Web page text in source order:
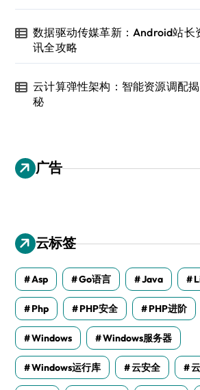
数据驱动传媒革新：Android站长
讯全攻略
云计算弹性架构：智能资源调配揭
秘
广告
云标签
Asp Go语言 Java
Php PHP安全 PHP进阶
Windows Windows服务器
Windows运行库 云安全